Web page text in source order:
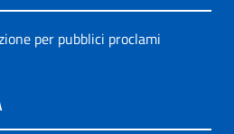
per pubblici proclami